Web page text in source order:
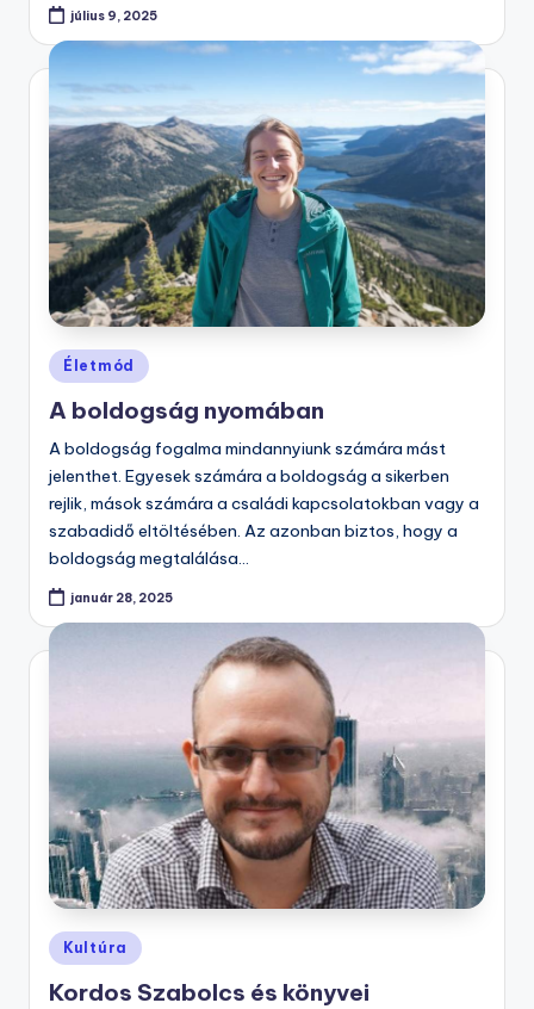
július 9, 2025
Posted
in
Életmód
A boldogság nyomában
A boldogság fogalma mindannyiunk számára mást
jelenthet. Egyesek számára a boldogság a sikerben
rejlik, mások számára a családi kapcsolatokban vagy a
szabadidő eltöltésében. Az azonban biztos, hogy a
boldogság megtalálása…
január 28, 2025
Posted
in
Kultúra
Kordos Szabolcs és könyvei